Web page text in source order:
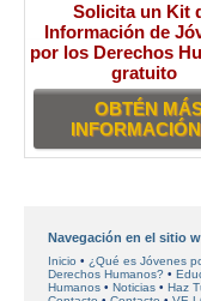
Solicita un Kit
Información de
por los Derechos
gratuito
OBTÉN
Navegación en el sitio
Inicio ¿Qué es Jóvenes
Derechos Humanos?
Humanos
Noticias Haz